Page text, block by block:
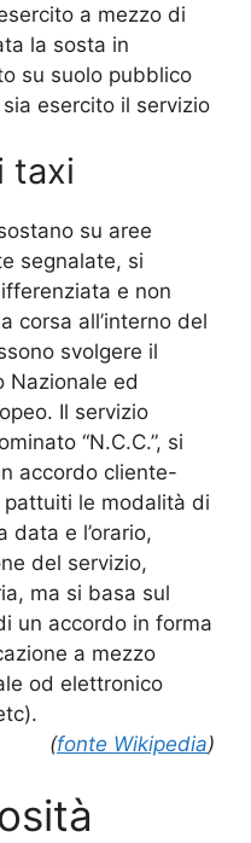
a mezzo di
la sosta in
su suolo pubblico
esercito il servizio
taxi
su aree
segnalate, si
e non
corsa all’interno del
svolgere il
Nazionale ed
Il servizio
“N.C.C.”, si
accordo cliente-
le modalità di
data e l’orario,
del servizio,
ma si basa sul
un accordo in forma
a mezzo
od elettronico
(fonte Wikipedia)